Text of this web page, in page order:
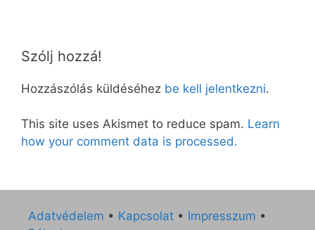
Szólj hozzá!
Hozzászólás küldéséhez be kell jelentkezni.
This site uses Akismet to reduce spam. Learn
how your comment data is processed.
Adatvédelem • Kapcsolat • Impresszum •